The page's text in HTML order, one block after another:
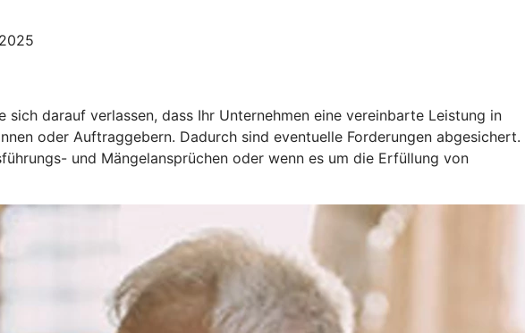
darauf verlassen, dass Ihr Unternehmen eine vereinbarte Leistung in
oder Auftraggebern. Dadurch sind eventuelle Forderungen abgesichert.
und Mängelansprüchen oder wenn es um die Erfüllung von